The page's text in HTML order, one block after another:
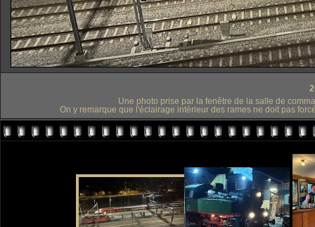
Une photo prise par la fenêtre de la salle de
On y remarque que l'éclairage intérieur des rames ne doit pas